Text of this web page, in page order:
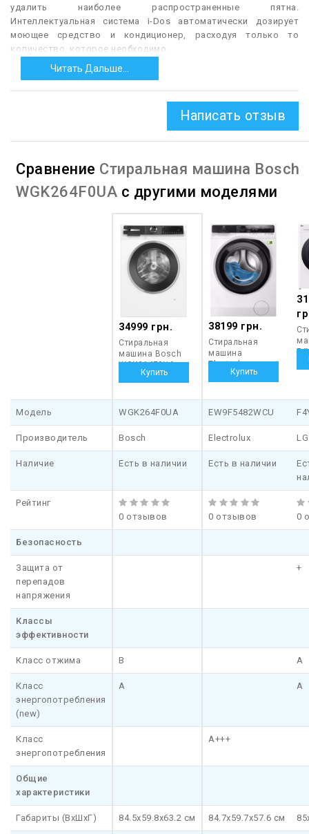
удалить наиболее распространенные пятна.
Интеллектуальная система i-Dos автоматически дозирует
моющее средство и кондиционер, расходуя только то
количество, которое необходимо.
А опция VarioPerfect сокращает потребление электроэнергии
и продолжительность цикла без потери качества стирки.
позволяющую добавить белье на начальных этапах стирки,
температуры и скорости отжима (максимум 1400 оборотов в
к смартфону по Wi-Fi.
Мобильное приложение Home Connect обеспечивает
дистанционное управление техникой и содержит множество
дополнительных программ. Ручное управление
осуществляется с помощью привычной поворотной ручки и
сенсорной панели с LED дисплеем, отображающим выбранные
настройки и время до окончания цикла. При необходимости
панель можно заблокировать (функция защиты от детей),
чтобы предотвратить случайные нажатия.
Читать Дальше...
Написать отзыв
Сравнение Стиральная машина Bosch
WGK264F0UA с другими моделями
34999 грн.
Стиральная
машина Bosch
WGK264F0UA
38199 грн.
Стиральная
машина
Electrolux
EW9F5482WCU
Модель WGK264F0UA EW9F5482WCU
Производитель Bosch Electrolux LG
Наличие Есть в наличии Есть в наличии
Рейтинг
0 отзывов
0 отзывов 0
Безопасность
Защита от
перепадов
напряжения
+
Классы
эффективности
Класс отжима B A
Класс
энергопотребления
(new)
A A
Класс
энергопотребления
A+++
Общие
характеристики
Габариты (ВхШхГ) 84.5x59.8x63.2 см 84.7x59.7x57.6 см